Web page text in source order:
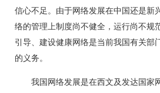
信心不足。由于网络发展在中国还是新
络的管理上制度尚不健全，运行尚不规
引导、建设健康网络是当前我国有关部
的义务。
我国网络发展是在西文及发达国家